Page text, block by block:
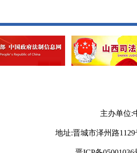
主办单位:
地址:晋城市泽州路1129